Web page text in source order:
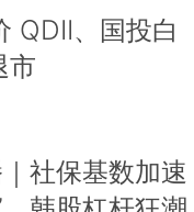
QDII、国投白
市
社保基数加速